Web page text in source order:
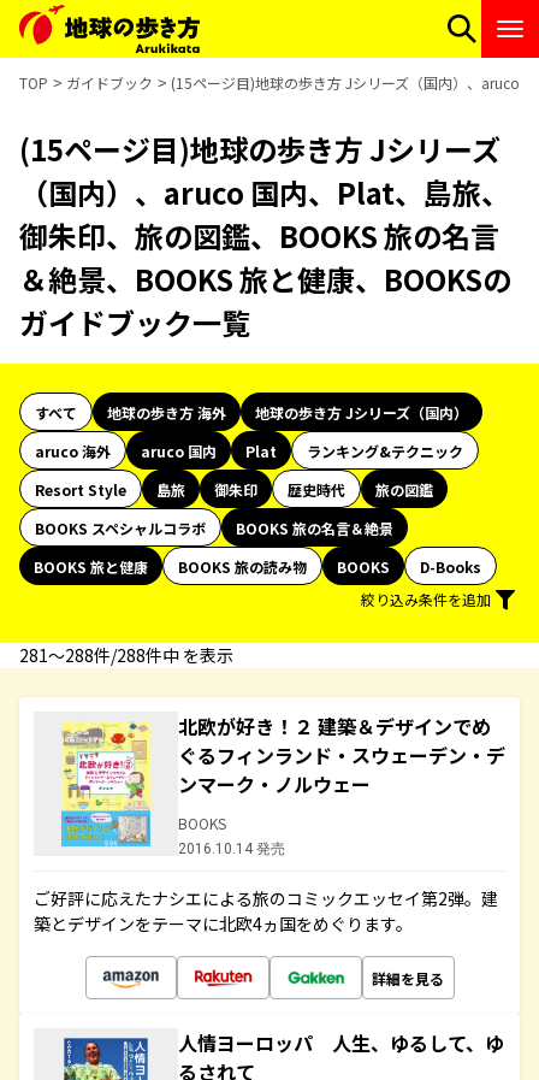
TOP ガイドブック (15ページ目)地球の歩き方 Jシリーズ（国内）、aruco
(15ページ目)地球の歩き方 Jシリーズ
（国内）、aruco 国内、Plat、島旅、
御朱印、旅の図鑑、BOOKS 旅の名言
＆絶景、BOOKS 旅と健康、BOOKSの
ガイドブック一覧
すべて 地球の歩き方 海外
地球の歩き方 Jシリーズ（国内）
aruco 海外
aruco 国内 Plat
ランキング&テクニック
Resort Style
島旅 御朱印 歴史時代
旅の図鑑
BOOKS スペシャルコラボ
BOOKS 旅の名言＆絶景
BOOKS 旅と健康
BOOKS 旅の読み物 BOOKS
D-Books
絞り込み条件を追加
281〜288件/288件中 を表示
北欧が好き！２ 建築＆デザインでめ
ぐるフィンランド・スウェーデン・デ
ンマーク・ノルウェー
BOOKS
2016.10.14 発売
ご好評に応えたナシエによる旅のコミックエッセイ第2弾。建
築とデザインをテーマに北欧4ヵ国をめぐります。
詳細を見る
人情ヨーロッパ 人生、ゆるして、ゆ
るされて